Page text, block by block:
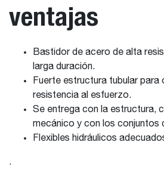
ventajas
Bastidor de acero de alta
larga duración.
Fuerte estructura tubular para
resistencia al esfuerzo.
Se entrega con la estructura,
mecánico y con los conjuntos
Flexibles hidráulicos
.